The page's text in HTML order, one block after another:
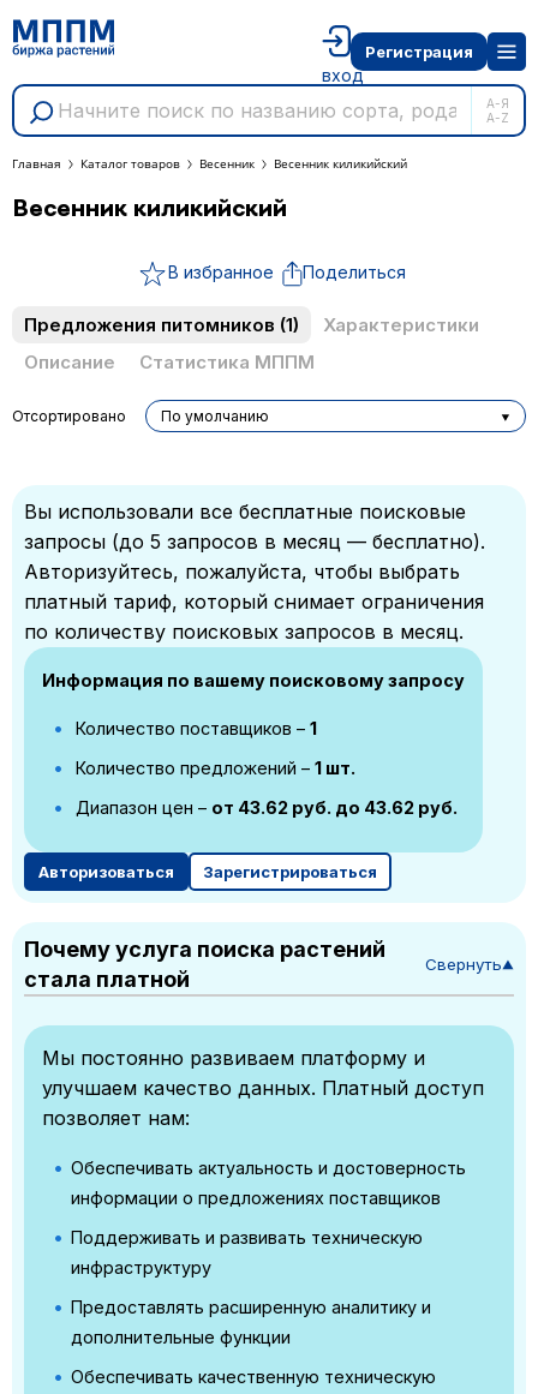
А-Я
A-Z
вход
Регистрация
Главная Каталог товаров Весенник Весенник киликийский
Весенник киликийский
В избранное Поделиться
Предложения питомников (1)
Характеристики
Описание
Статистика МППМ
Отсортировано По умолчанию
Вы использовали все бесплатные поисковые
запросы (до 5 запросов в месяц — бесплатно).
Авторизуйтесь, пожалуйста, чтобы выбрать
платный тариф, который снимает ограничения
по количеству поисковых запросов в месяц.
Информация по вашему поисковому запросу
Количество поставщиков – 1
Количество предложений – 1 шт.
Диапазон цен – от 43.62 руб. до 43.62 руб.
Авторизоваться Зарегистрироваться
Почему услуга поиска растений
стала платной
Свернуть▼
Мы постоянно развиваем платформу и
улучшаем качество данных. Платный доступ
позволяет нам:
Обеспечивать актуальность и достоверность
информации о предложениях поставщиков
Поддерживать и развивать техническую
инфраструктуру
Предоставлять расширенную аналитику и
дополнительные функции
Обеспечивать качественную техническую